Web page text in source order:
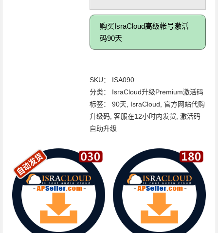
购买IsraCloud高级帐号激活
码90天
SKU： ISA090
分类： IsraCloud升级Premium激活码
标签：90天 IsraCloud
官方网站代购
升级码 ,客服在12小时内发货 ,激活码
自助升级